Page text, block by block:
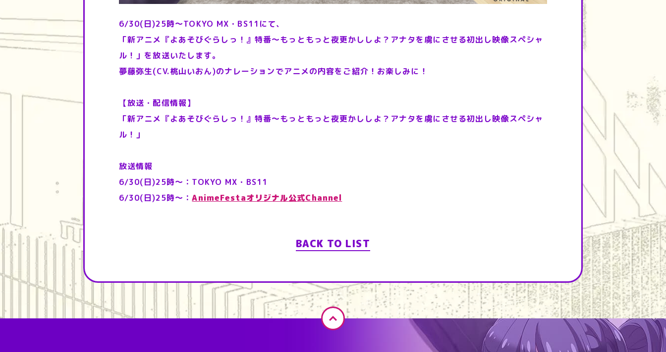
6/30(日)25時～TOKYO MX・BS11にて、
「新アニメ『よあそびぐらしっ！』特番～もっともっと夜更かししよ？アナタを虜にさせる初出し映像スペシャ
ル！」を放送いたします。
夢藤弥生(CV.桃山いおん)のナレーションでアニメの内容をご紹介！お楽しみに！
【放送・配信情報】
「新アニメ『よあそびぐらしっ！』特番～もっともっと夜更かししよ？アナタを虜にさせる初出し映像スペシャ
ル！」
放送情報
6/30(日)25時～：TOKYO MX・BS11
6/30(日)25時～：AnimeFestaオリジナル公式Channel
BACK TO LIST
ペ